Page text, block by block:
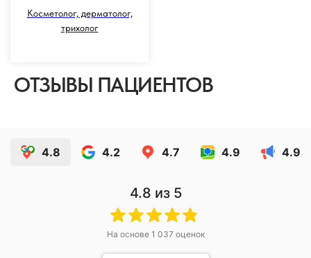
Косметолог, дерматолог,
трихолог
ОТЗЫВЫ ПАЦИЕНТОВ
4.8 4.2 4.7 4.9 4.9
4.8 из 5
На основе 1 037 оценок